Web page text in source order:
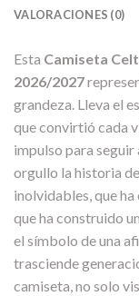
VALORACIONES (0)
Esta Camiseta
2026/2027
grandeza. Lleva el
que convirtió cada
impulso para seguir
orgullo la historia
inolvidables, que
que ha construido
el símbolo de una
trasciende
camiseta, no solo